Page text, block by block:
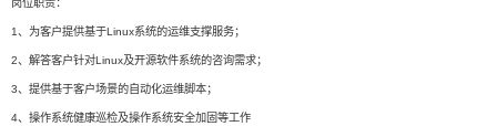
岗位职责：
1、为客户提供基于Linux系统的运维支撑服务；
2、解答客户针对Linux及开源软件系统的咨询需求；
3、提供基于客户场景的自动化运维脚本；
4、操作系统健康巡检及操作系统安全加固等工作